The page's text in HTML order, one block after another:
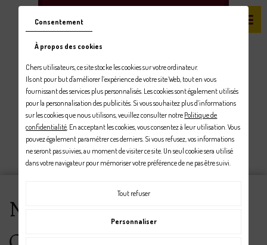
Renseignez-vous
Nettoyage de sépultures à
Consentement
À propos des cookies
Chers utilisateurs, ce site stocke les cookies sur votre ordinateur.
Ils ont pour but d'améliorer l’expérience de votre site Web, tout en vous
fournissant des services plus personnalisés. Les cookies sont également utilisés
pour la personnalisation des publicités. Si vous souhaitez plus d’informations
sur les cookies que nous utilisons, veuillez consulter notre Politique de
confidentialité. En acceptant les cookies, vous consentez à leur utilisation. Vous
pouvez également paramétrer ces derniers. Si vous refusez, vos informations
ne seront pas suivies, au moment de visiter ce site. Un seul cookie sera utilisé
dans votre navigateur pour mémoriser votre préférence de ne pas être suivi.
Tout refuser
Personnaliser